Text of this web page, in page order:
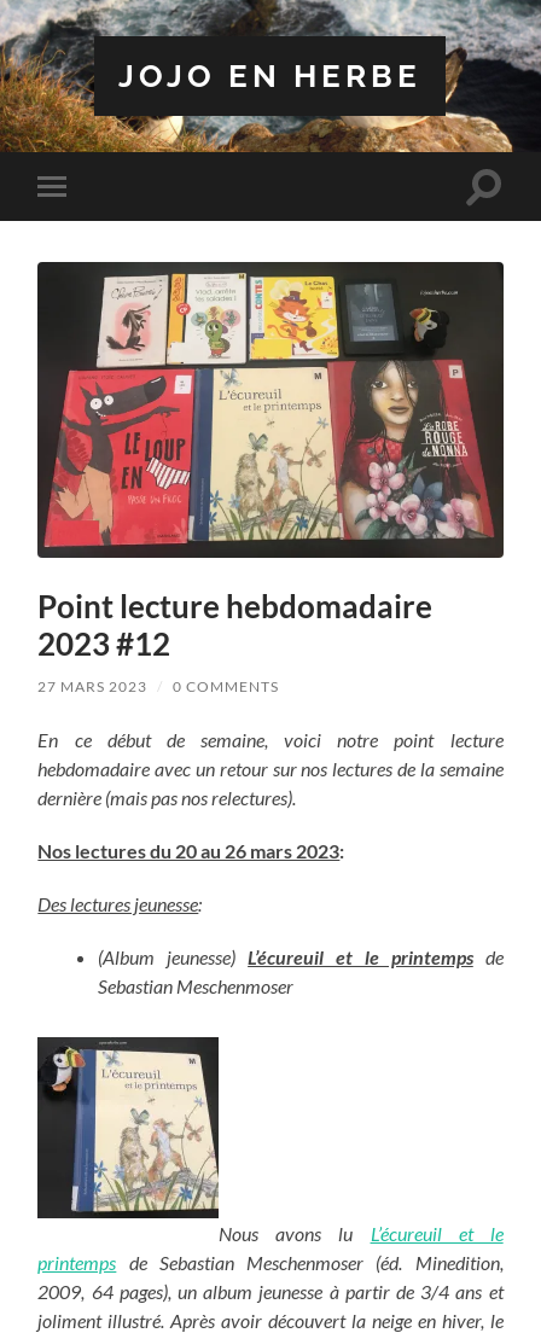
JOJO EN HERBE
Toggle
mobile
Toggle
Point lecture hebdomadaire
2023 #12
27 MARS 2023 / 0 COMMENTS
En ce début de semaine, voici notre point lecture
hebdomadaire avec un retour sur nos lectures de la semaine
dernière (mais pas nos relectures).
Nos lectures du 20 au 26 mars 2023:
Des lectures jeunesse:
(Album jeunesse) L’écureuil et le printempsde
Sebastian Meschenmoser
Nous avons lu L’écureuil et le
printemps de Sebastian Meschenmoser (éd. Minedition,
2009, 64 pages), un album jeunesse à partir de 3/4 ans et
joliment illustré. Après avoir découvert la neige en hiver, le